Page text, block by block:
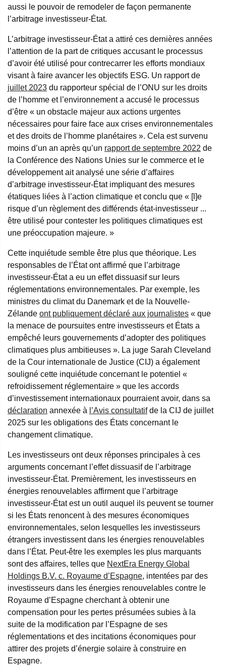
aussi le pouvoir de remodeler de façon permanente
l’arbitrage investisseur-État.
L’arbitrage investisseur-État a attiré ces dernières années
l’attention de la part de critiques accusant le processus
d’avoir été utilisé pour contrecarrer les efforts mondiaux
visant à faire avancer les objectifs ESG. Un rapport de
juillet 2023 du rapporteur spécial de l’ONU sur les droits
de l’homme et l’environnement a accusé le processus
d’être « un obstacle majeur aux actions urgentes
nécessaires pour faire face aux crises environnementales
et des droits de l’homme planétaires ». Cela est survenu
moins d’un an après qu’un rapport de septembre 2022 de
la Conférence des Nations Unies sur le commerce et le
développement ait analysé une série d’affaires
d’arbitrage investisseur-État impliquant des mesures
étatiques liées à l’action climatique et conclu que « [l]e
risque d’un règlement des différends état-investisseur ...
être utilisé pour contester les politiques climatiques est
une préoccupation majeure. »
Cette inquiétude semble être plus que théorique. Les
responsables de l’État ont affirmé que l’arbitrage
investisseur-État a eu un effet dissuasif sur leurs
réglementations environnementales. Par exemple, les
ministres du climat du Danemark et de la Nouvelle-
Zélande ont publiquement déclaré aux journalistes « que
la menace de poursuites entre investisseurs et États a
empêché leurs gouvernements d’adopter des politiques
climatiques plus ambitieuses ». La juge Sarah Cleveland
de la Cour internationale de Justice (CIJ) a également
souligné cette inquiétude concernant le potentiel «
refroidissement réglementaire » que les accords
d’investissement internationaux pourraient avoir, dans sa
déclaration annexée à l’Avis consultatifde la CIJ de juillet
2025 sur les obligations des États concernant le
changement climatique.
Les investisseurs ont deux réponses principales à ces
arguments concernant l’effet dissuasif de l’arbitrage
investisseur-État. Premièrement, les investisseurs en
énergies renouvelables affirment que l’arbitrage
investisseur-État est un outil auquel ils peuvent se tourner
si les États renoncent à des mesures économiques
environnementales, selon lesquelles les investisseurs
étrangers investissent dans les énergies renouvelables
dans l’État. Peut-être les exemples les plus marquants
sont des affaires, telles que NextEra Energy Global
Holdings B.V. c. Royaume d’Espagne, intentées par des
investisseurs dans les énergies renouvelables contre le
Royaume d’Espagne cherchant à obtenir une
compensation pour les pertes présumées subies à la
suite de la modification par l’Espagne de ses
réglementations et des incitations économiques pour
attirer des projets d’énergie solaire à construire en
Espagne.